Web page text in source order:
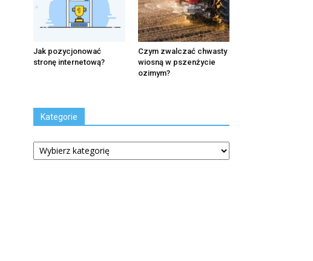
Jak pozycjonować
stronę internetową?
Czym zwalczać chwasty
wiosną w pszenżycie
ozimym?
Kategorie
Kategorie